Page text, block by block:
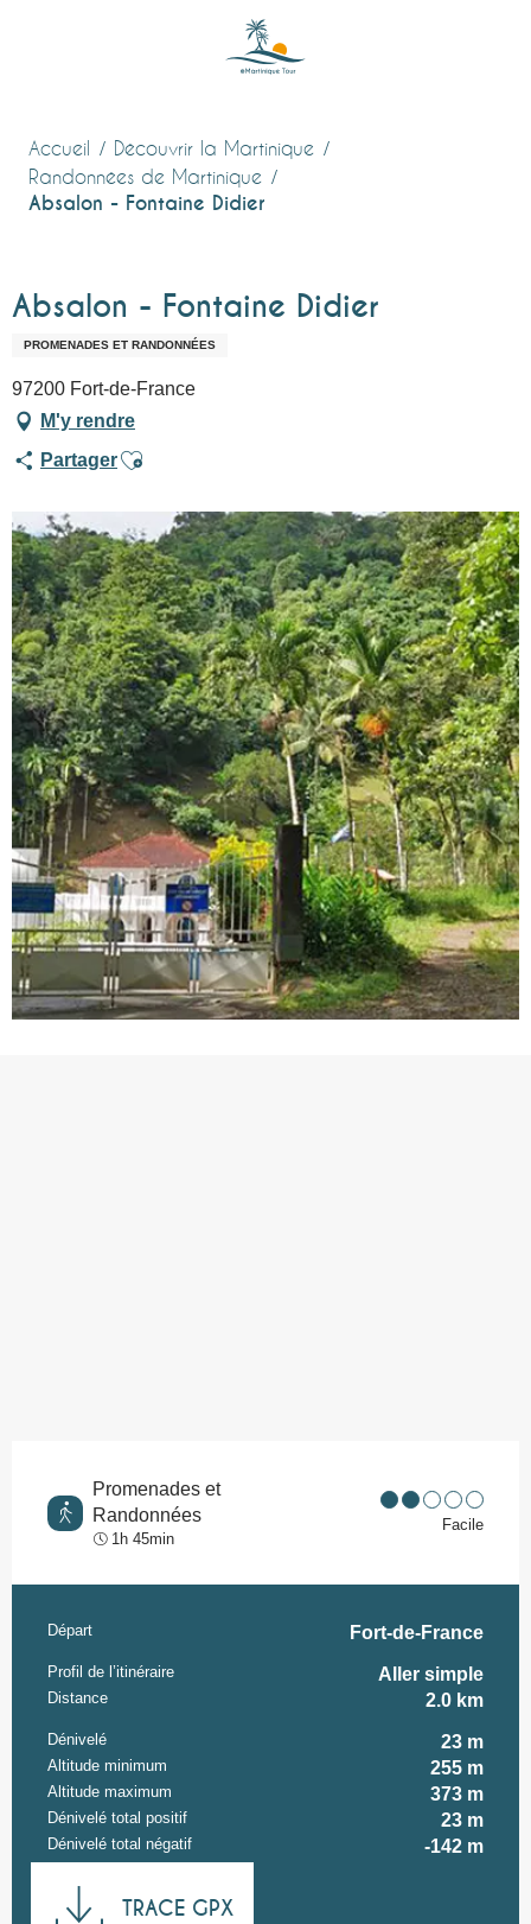
Accueil
Découvrir la Martinique
Randonnées de Martinique
Absalon - Fontaine Didier
Absalon - Fontaine Didier
PROMENADES ET RANDONNÉES
97200 Fort-de-France
M'y rendre
PartagerAjouter aux favoris
Promenades et
Randonnées
1h 45min
Facile
Informations pratiques
Départ Fort-de-France
Profil de l’itinéraire Aller simple
Distance 2.0 km
Dénivelé 23 m
Altitude minimum 255 m
Altitude maximum 373 m
Dénivelé total positif 23 m
Dénivelé total négatif -142 m
TRACE GPX